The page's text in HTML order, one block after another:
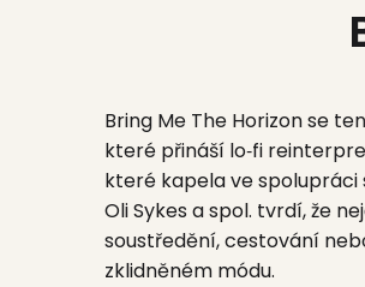
Bring Me The Horizon se
které přináší lo‑fi
které kapela ve
Oli Sykes a spol. tvrdí, že
soustředění, cestování
zklidněném módu.